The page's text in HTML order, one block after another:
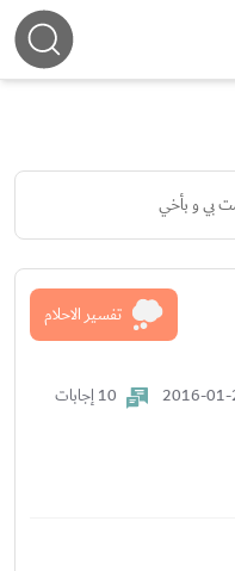
بي و بأخي
تفسير الاحلام
10 إجابات